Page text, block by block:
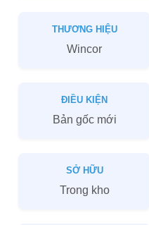
THƯƠNG HIỆU
Wincor
ĐIỀU KIỆN
Bản gốc mới
SỞ HỮU
Trong kho